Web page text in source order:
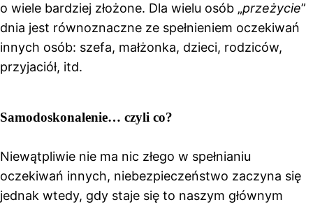
o wiele bardziej złożone. Dla wielu osób „przeżycie”
dnia jest równoznaczne ze spełnieniem oczekiwań
innych osób: szefa, małżonka, dzieci, rodziców,
przyjaciół, itd.
Samodoskonalenie… czyli co?
Niewątpliwie nie ma nic złego w spełnianiu
oczekiwań innych, niebezpieczeństwo zaczyna się
jednak wtedy, gdy staje się to naszym głównym